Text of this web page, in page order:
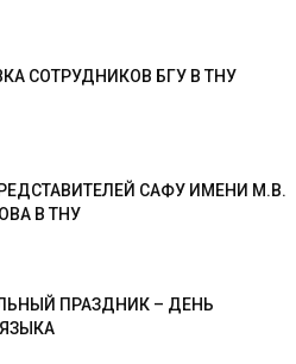
СОТРУДНИКОВ БГУ В ТНУ
САФУ ИМЕНИ М.В.
В ТНУ
ПРАЗДНИК – ДЕНЬ